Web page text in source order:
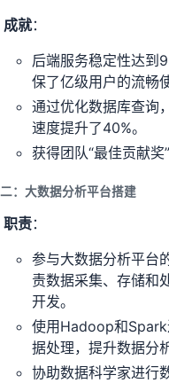
成就：
后端服务稳定性达到
保了亿级用户的流畅
通过优化数据库查询
速度提升了40%。
获得团队“最佳贡献奖”
：大数据分析平台搭建
职责：
参与大数据分析平台
责数据采集、存储和
开发。
使用Hadoop和
据处理，提升数据分
协助数据科学家进行